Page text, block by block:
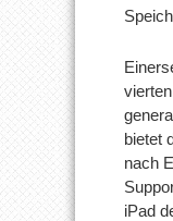
bietet
nach
iPad